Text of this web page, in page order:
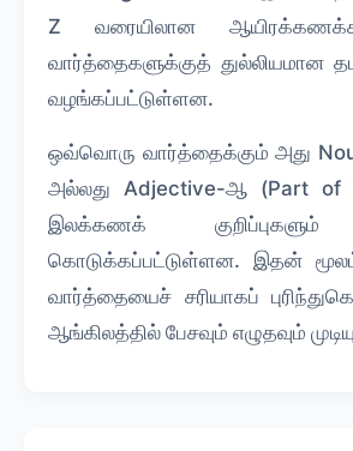
Z வரையிலான
வார்த்தைகளுக்குத் துல்லியமான
வழங்கப்பட்டுள்ளன.
ஒவ்வொரு வார்த்தைக்கும் அது
அல்லது Adjective-ஆ (Part of
இலக்கணக் குறிப்புகளும்
கொடுக்கப்பட்டுள்ளன. இதன்
வார்த்தையைச் சரியாகப்
ஆங்கிலத்தில் பேசவும் எழுதவும்